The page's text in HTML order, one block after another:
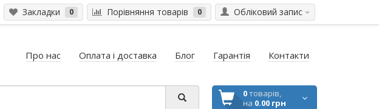
Обліковий запис
Закладки 0 Порівняння товарів 0
Про нас Оплата і доставка Блог Гарантія Контакти
0товарів,
на 0.00 грн